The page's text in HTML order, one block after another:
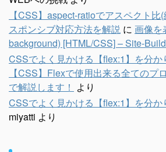
【CSS】aspect-ratioでアスペクト
スポンシブ対応方法を解説 に 画像を
background) [HTML/CSS] – Site-
CSSでよく見かける【flex:1】を分か
【CSS】Flexで使用出来る全てのプ
で解説します！ より
CSSでよく見かける【flex:1】を分か
miyatti より